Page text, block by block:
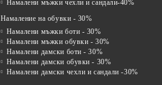
Намалени мъжки чехли и сандали-40%
Намаление на обувки - 30%
Намалени мъжки боти - 30%
Намалени мъжки обувки - 30%
Намалени дамски боти - 30%
Намалени дамски обувки - 30%
Намалени дамски чехли и сандали -30%